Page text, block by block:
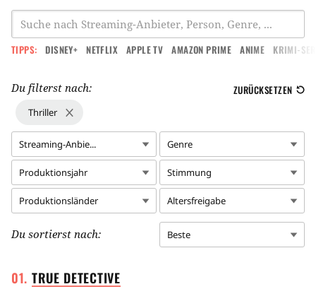
TIPPS: DISNEY+ NETFLIX APPLE TV AMAZON PRIME ANIME KRIMI-
Du filterst nach: ZURÜCKSETZEN
Thriller
Streaming-Anbie... Genre
Produktionsjahr Stimmung
Produktionsländer Altersfreigabe
Du sortierst nach: Beste
TRUE DETECTIVE